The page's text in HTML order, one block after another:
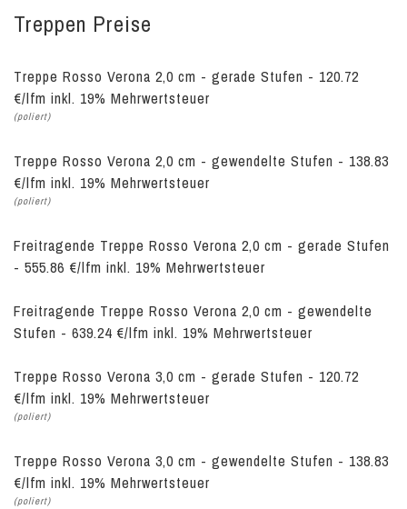
Treppen Preise
Treppe Rosso Verona 2,0 cm - gerade Stufen - 120.72
€/lfm inkl. 19% Mehrwertsteuer
(poliert)
Treppe Rosso Verona 2,0 cm - gewendelte Stufen - 138.83
€/lfm inkl. 19% Mehrwertsteuer
(poliert)
Freitragende Treppe Rosso Verona 2,0 cm - gerade Stufen
- 555.86 €/lfm inkl. 19% Mehrwertsteuer
Freitragende Treppe Rosso Verona 2,0 cm - gewendelte
Stufen - 639.24 €/lfm inkl. 19% Mehrwertsteuer
Treppe Rosso Verona 3,0 cm - gerade Stufen - 120.72
€/lfm inkl. 19% Mehrwertsteuer
(poliert)
Treppe Rosso Verona 3,0 cm - gewendelte Stufen - 138.83
€/lfm inkl. 19% Mehrwertsteuer
(poliert)